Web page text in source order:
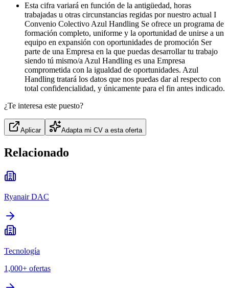
Esta cifra variará en función de la antigüedad, horas
trabajadas u otras circunstancias regidas por nuestro actual I
Convenio Colectivo Azul Handling Se ofrece un programa de
formación completo, uniforme y la oportunidad de unirse a un
equipo en expansión con oportunidades de promoción Ser
parte de una Empresa en la que puedas desarrollar tu trabajo
siendo tú mismo/a Azul Handling es una Empresa
comprometida con la igualdad de oportunidades. Azul
Handling tratará los datos que nos puedas dar al respecto con
total confidencialidad, y únicamente para el fin antes indicado.
¿Te interesa este puesto?
Aplicar Adapta mi CV a esta oferta
Relacionado
Ryanair DAC
Tecnología
1,000+ ofertas